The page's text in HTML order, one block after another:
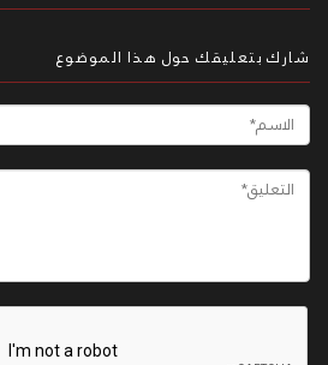
شارك بتعليقك حول هذا الموضوع